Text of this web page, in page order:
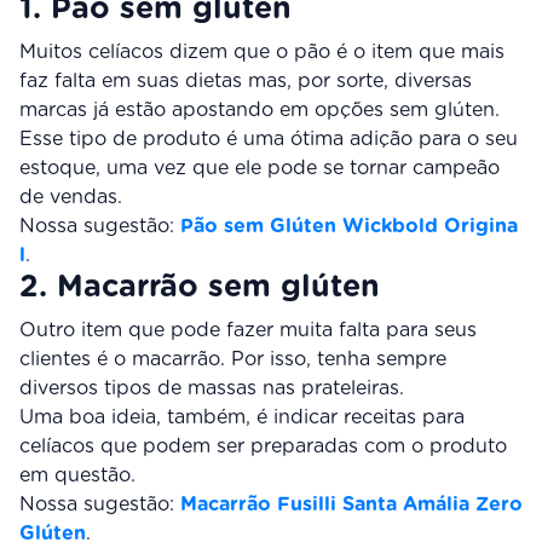
1. Pão sem glúten
Muitos celíacos dizem que o pão é o item que mais
faz falta em suas dietas mas, por sorte, diversas
marcas já estão apostando em opções sem glúten.
Esse tipo de produto é uma ótima adição para o seu
estoque, uma vez que ele pode se tornar campeão
de vendas.
Nossa sugestão: Pão sem Glúten Wickbold Origina
.
2. Macarrão sem glúten
Outro item que pode fazer muita falta para seus
clientes é o macarrão. Por isso, tenha sempre
diversos tipos de massas nas prateleiras.
Uma boa ideia, também, é indicar receitas para
celíacos que podem ser preparadas com o produto
em questão.
Nossa sugestão: Macarrão Fusilli Santa Amália Zero
Glúten.